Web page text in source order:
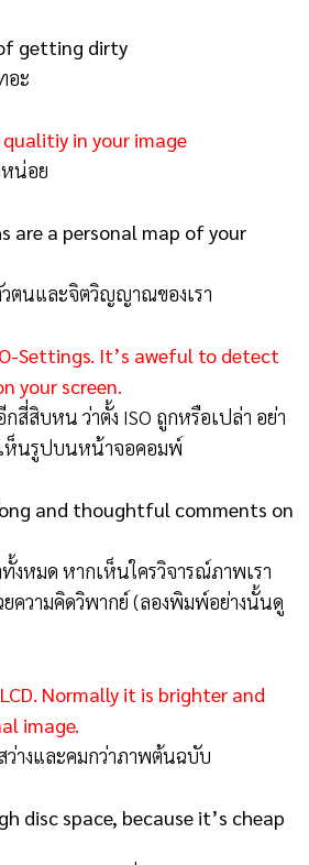
getting dirty
อะ
in your image
น่อย
are a personal map of your
ตนและจิตวิญญาณของเรา
Settings. It’s aweful to detect
your screen.
สี่สิบหน ว่าตั้ง ISO ถูกหรือเปล่า อย่า
ห็นรูปบนหน้าจอคอมพ์
and thoughtful comments on
งหมด หากเห็นใครวิจารณ์ภาพเรา
ยความคิดวิพากย์ (ลองพิมพ์อย่างนั้นดู
Normally it is brighter and
image.
ว่างและคมกว่าภาพต้นฉบับ
disc space, because it’s cheap